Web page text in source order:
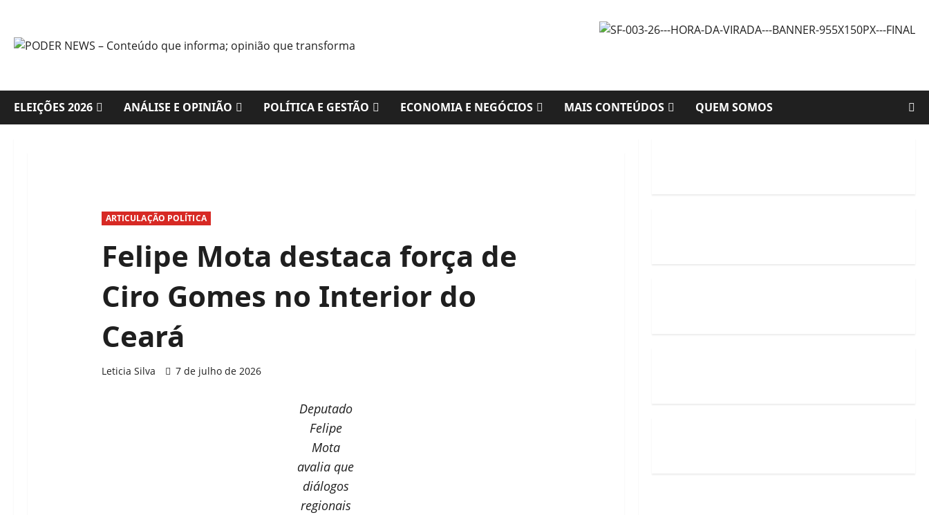
content
ELEIÇÕES 2026 ANÁLISE E OPINIÃO POLÍTICA E GESTÃO ECONOMIA E NEGÓCIOS MAIS CONTEÚDOS QUEM SOMOS
ARTICULAÇÃO POLÍTICA
Felipe Mota destaca força de
Ciro Gomes no Interior do
Ceará
Leticia Silva 7 de julho de 2026
Deputado
Felipe
Mota
avalia que
diálogos
regionais